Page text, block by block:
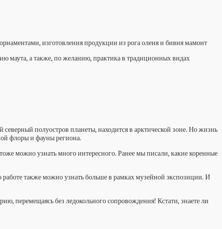
изготовления продукции из рога оленя и бивня мамонт
маута, а также, по желанию, практика в традиционных видах
полуостров планеты, находится в арктической зоне. Но жизнь
флоры и фауны региона.
можно узнать много интересного. Ранее мы писали, какие коренные
также можно узнать больше в рамках музейной экспозиции. И
перемещаясь без ледокольного сопровождения! Кстати, знаете ли